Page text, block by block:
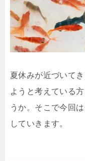
夏休みが近づいて
ようと考えている
うか。そこで今回
していきます。